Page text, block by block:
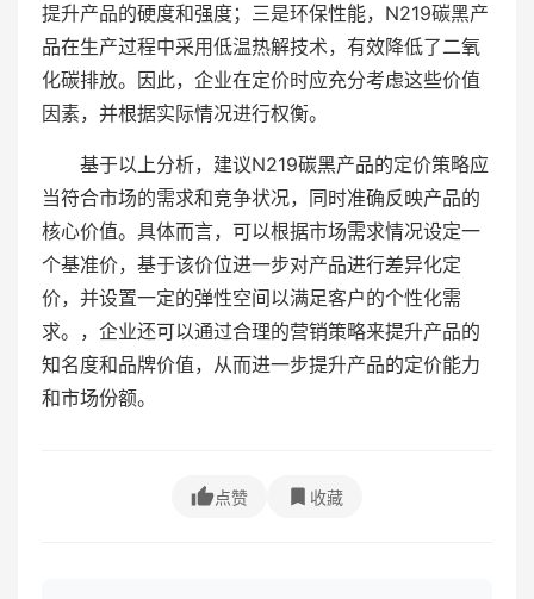
提升产品的硬度和强度；三是环保性能，N219碳黑产
品在生产过程中采用低温热解技术，有效降低了二氧
化碳排放。因此，企业在定价时应充分考虑这些价值
因素，并根据实际情况进行权衡。
基于以上分析，建议N219碳黑产品的定价策略应
当符合市场的需求和竞争状况，同时准确反映产品的
核心价值。具体而言，可以根据市场需求情况设定一
个基准价，基于该价位进一步对产品进行差异化定
价，并设置一定的弹性空间以满足客户的个性化需
求。，企业还可以通过合理的营销策略来提升产品的
知名度和品牌价值，从而进一步提升产品的定价能力
和市场份额。
点赞 收藏